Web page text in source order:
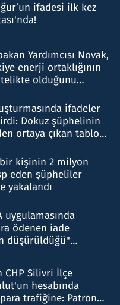
ifadesi ilk kez
Yardımcısı Novak,
enerji ortaklığının
olduğunu
ifadeler
Dokuz şüphelinin
ortaya çıkan tablo
kişinin 2 milyon
eden şüpheliler
yakalandı
uygulamasında
ödenen iade
düşürüldüğü"
CHP Silivri İlçe
hesabında
trafiğine: Patron